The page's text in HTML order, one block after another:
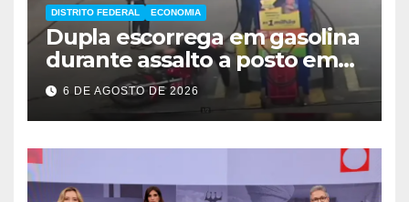
DISTRITO FEDERAL ECONOMIA
Dupla escorrega em gasolina
durante assalto a posto em
Ceilândia
6 DE AGOSTO DE 2026